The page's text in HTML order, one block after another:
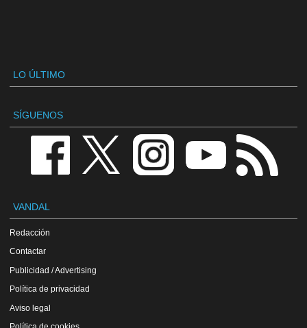
LO ÚLTIMO
SÍGUENOS
VANDAL
Redacción
Contactar
Publicidad / Advertising
Política de privacidad
Aviso legal